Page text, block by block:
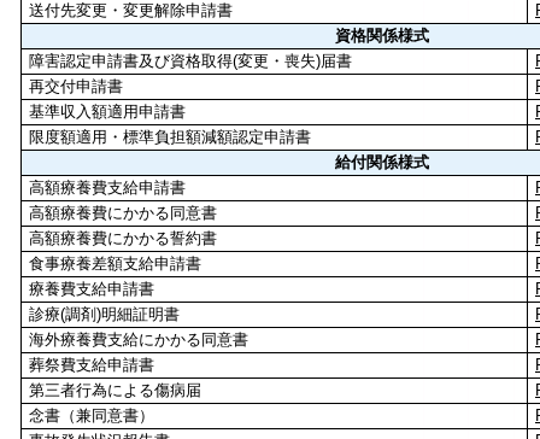
送付先変更・変更解除申請書
資格関係様式
障害認定申請書及び資格取得(変更・喪失)届書
再交付申請書
基準収入額適用申請書
限度額適用・標準負担額減額認定申請書
給付関係様式
高額療養費支給申請書
高額療養費にかかる同意書
高額療養費にかかる誓約書
食事療養差額支給申請書
療養費支給申請書
診療(調剤)明細証明書
海外療養費支給にかかる同意書
葬祭費支給申請書
第三者行為による傷病届
念書（兼同意書）